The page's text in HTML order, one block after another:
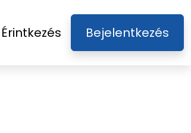
Érintkezés Bejelentkezés